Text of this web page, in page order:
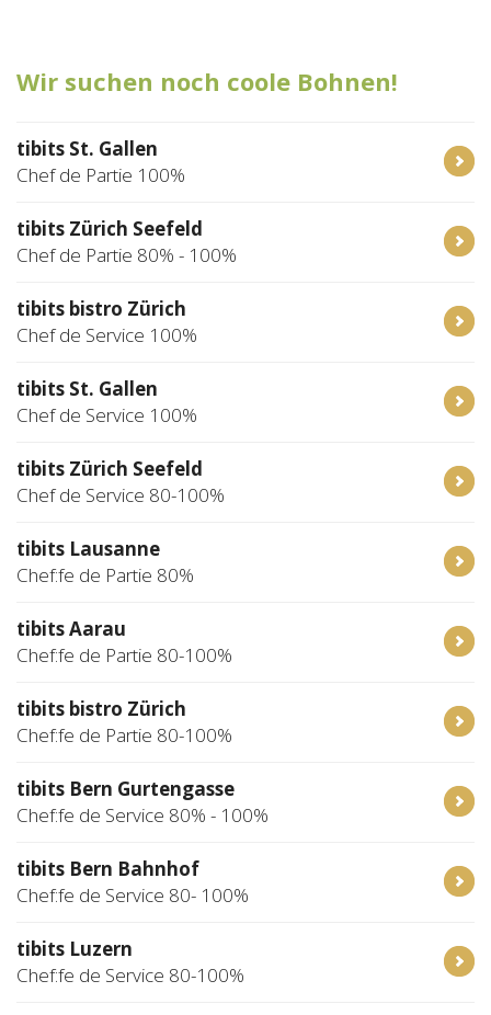
Login
Wir suchen noch coole Bohnen!
tibits St. Gallen
Chef de Partie 100%
tibits Zürich Seefeld
Chef de Partie 80% - 100%
tibits bistro Zürich
Chef de Service 100%
tibits St. Gallen
Chef de Service 100%
tibits Zürich Seefeld
Chef de Service 80-100%
tibits Lausanne
Chef:fe de Partie 80%
tibits Aarau
Chef:fe de Partie 80-100%
tibits bistro Zürich
Chef:fe de Partie 80-100%
tibits Bern Gurtengasse
Chef:fe de Service 80% - 100%
tibits Bern Bahnhof
Chef:fe de Service 80- 100%
tibits Luzern
Chef:fe de Service 80-100%